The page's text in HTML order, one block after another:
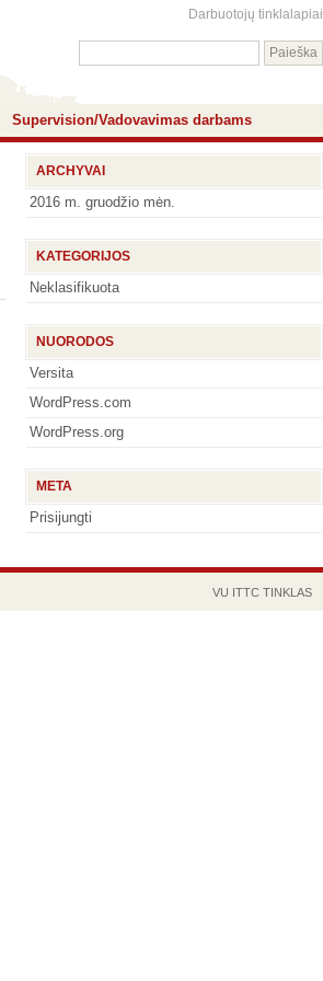
Darbuotojų tinklalapiai
Supervision/Vadovavimas darbams
ARCHYVAI
2016 m. gruodžio mėn.
KATEGORIJOS
Neklasifikuota
NUORODOS
Versita
WordPress.com
WordPress.org
META
Prisijungti
VU ITTC TINKLAS